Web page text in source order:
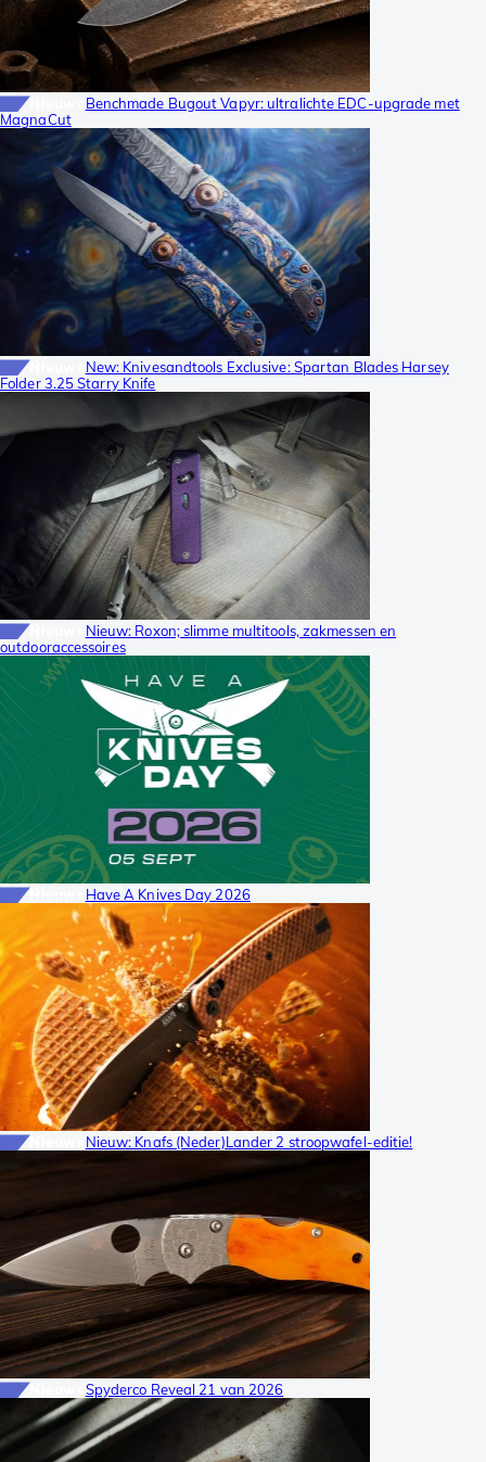
Nieuws Benchmade Bugout Vapyr: ultralichte EDC-upgrade met
MagnaCut
Nieuws New: Knivesandtools Exclusive: Spartan Blades Harsey
Folder 3.25 Starry Knife
Nieuws Nieuw: Roxon; slimme multitools, zakmessen en
outdooraccessoires
Nieuws Have A Knives Day 2026
Nieuws Nieuw: Knafs (Neder)Lander 2 stroopwafel-editie!
Nieuws Spyderco Reveal 21 van 2026